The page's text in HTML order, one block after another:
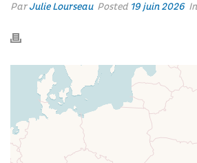
ParJulie Lourseau Posted 19 juin 2026 In